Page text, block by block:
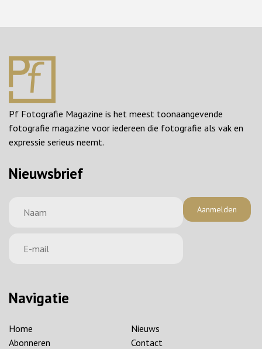
Pf Fotografie Magazine is het meest toonaangevende
fotografie magazine voor iedereen die fotografie als vak en
expressie serieus neemt.
Nieuwsbrief
Aanmelden
Navigatie
Home
Nieuws
Abonneren
Contact